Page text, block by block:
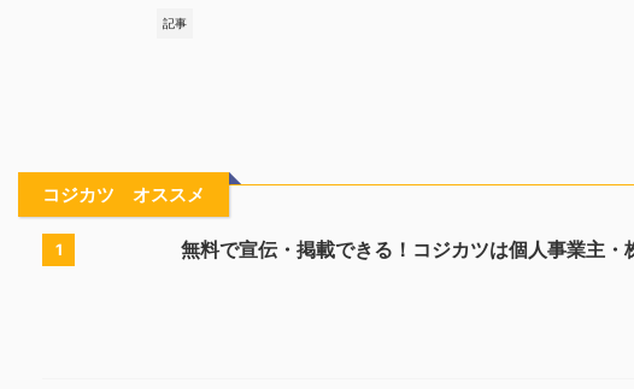
記事
コジカツ オススメ
1 無料で宣伝・掲載できる！コジカツは個人事業主・